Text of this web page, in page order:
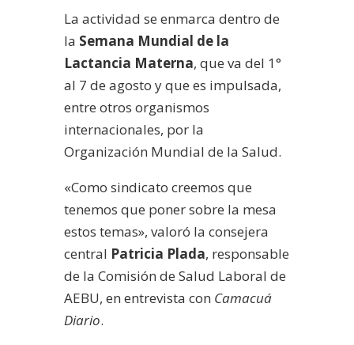
La actividad se enmarca dentro de
la Semana Mundial de la
Lactancia Materna, que va del 1°
al 7 de agosto y que es impulsada,
entre otros organismos
internacionales, por la
Organización Mundial de la Salud.
«Como sindicato creemos que
tenemos que poner sobre la mesa
estos temas», valoró la consejera
central Patricia Plada, responsable
de la Comisión de Salud Laboral de
AEBU, en entrevista con Camacuá
Diario.